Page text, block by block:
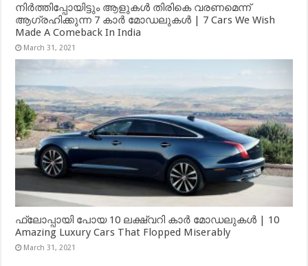
നിർത്തിപ്പോയിട്ടും ആളുകൾ തിരികെ വരണമെന്ന്
ആഗ്രഹിക്കുന്ന 7 കാർ മോഡലുകൾ | 7 Cars We Wish
Made A Comeback In India
March 31, 2021
ഫ്ലോപ്പായി പോയ 10 ലക്ഷ്വറി കാർ മോഡലുകൾ | 10
Amazing Luxury Cars That Flopped Miserably
March 31, 2021